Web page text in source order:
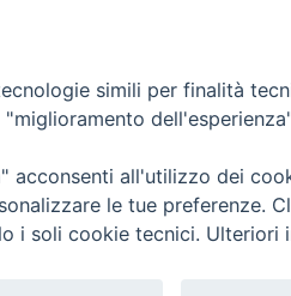
simili per finalità
acconsenti all'utilizzo dei
le tue preferenze.
i soli cookie tecnici. Ulteriori